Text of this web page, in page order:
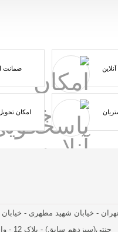
ضمانت
امکان
- خیابان شهید مطهری -
جنتی(سیزدهم سابق) - پلاک 12 - واحد 3